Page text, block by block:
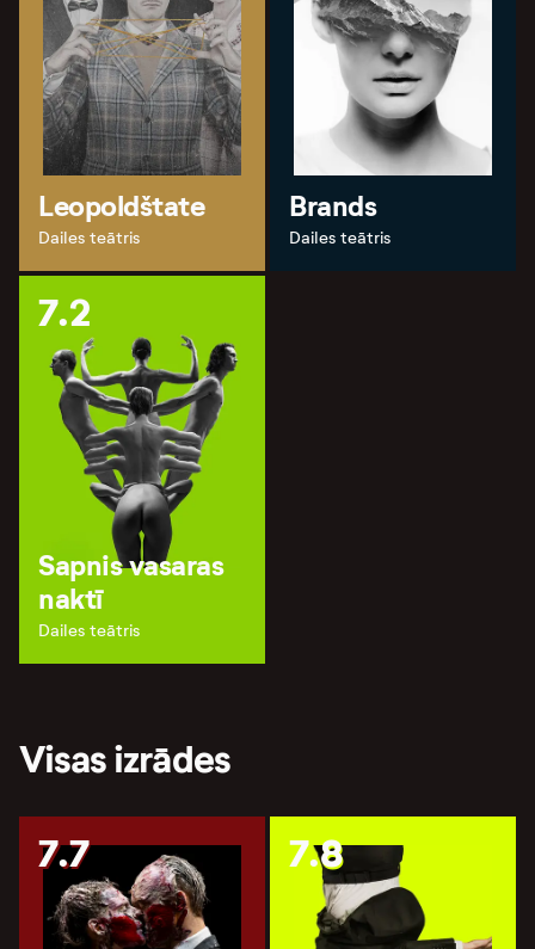
Leopoldštate
Dailes teātris
Brands
Dailes teātris
7.2
Sapnis vasaras
naktī
Dailes teātris
Visas izrādes
7.7 7.8